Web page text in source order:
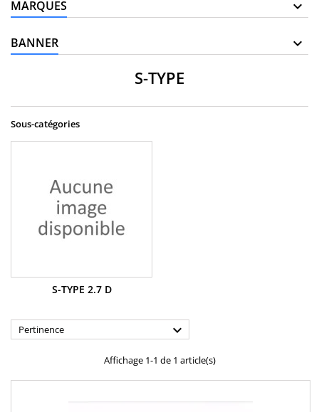
MARQUES
BANNER
S-TYPE
Sous-catégories
S-TYPE 2.7 D
Pertinence 
Affichage 1-1 de 1 article(s)